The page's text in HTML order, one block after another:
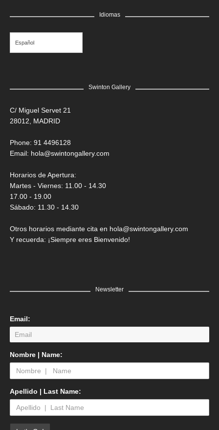
Idiomas
Español
Swinton Gallery
C/ Miguel Servet 21
28012, MADRID
Phone: 91 4496128
Email: hola@swintongallery.com
Horarios de Apertura:
Martes - Viernes: 11.00 - 14.30
17.00 - 19.00
Sábado: 11.30 - 14.30
Otros horarios mediante cita en hola@swintongallery.com
Y recuerda: ¡Siempre eres Bienvenido!
Newsletter
Email:
Nombre | Name:
Apellido | Last Name: